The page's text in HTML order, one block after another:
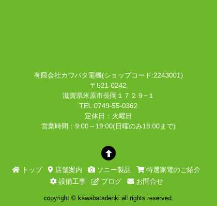
有限会社カワバタ電機(ショップコード:2243001)
〒521-0242
滋賀県米原市長岡１７２９−１
TEL:0749-55-0362
定休日：火曜日
営業時間：9:00～19:00(日曜のみ18:00まで)
トップ 店舗案内 ソニー製品
特選家電のご紹介
設備工事
ブログ お問合せ
copyright © kawabatadenki all rights reserved.